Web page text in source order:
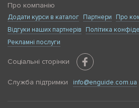
Про компанію
Додати курси в каталог Партнери Про
Відгуки наших партнерів
Політика
Рекламні послуги
Соціальні сторінки
Служба підтримки info@enguide.com.ua